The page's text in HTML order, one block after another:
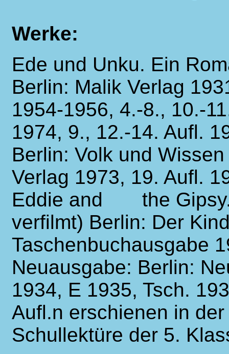
Werke:
Ede und Unku. Ein
Berlin: Malik Verlag
1954-1956, 4.-8., 10.-
1974, 9., 12.-14. Aufl.
Berlin: Volk und
Verlag 1973, 19. Aufl.
Eddie and the
verfilmt) Berlin: Der
Taschenbuchausgabe
Neuausgabe: Berlin:
1934, E 1935, Tsch.
Aufl.n erschienen in
Schullektüre der 5.